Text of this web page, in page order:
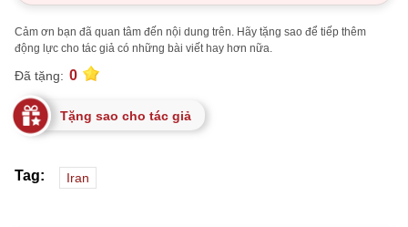
Cảm ơn bạn đã quan tâm đến nội dung trên. Hãy tặng sao để tiếp thêm
động lực cho tác giả có những bài viết hay hơn nữa.
Đã tặng: 0
Tặng sao cho tác giả
Tag: Iran